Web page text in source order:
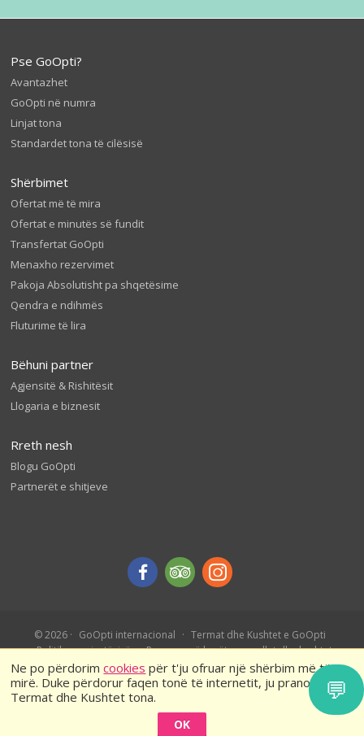
Ne po përdorimcookies për t'ju ofruar një shërbim më të
mirë. Duke përdorur faqen tonë të internetit, ju pranoni
Termat dhe Kushtet tona.
OK
Pse GoOpti?
Avantazhet
GoOpti në numra
Linjat tona
Standardet tona të cilësisë
Shërbimet
Ofertat më të mira
Ofertat e minutës së fundit
Transfertat GoOpti
Menaxho rezervimet
Pakoja Absolutisht pa shqetësime
Qendra e ndihmës
Fluturime të lira
Bëhuni partner
Agjensitë & Rishitësit
Llogaria e biznesit
Rreth nesh
Blogu GoOpti
Partnerët e shitjeve
© 2026 GoOpti internacional
Termat dhe Kushtet e GoOpti
Politika e privatësisë
Rezervo më herët – rregullat dhe kushtet
💬